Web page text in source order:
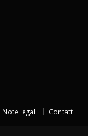
Note legali Contatti